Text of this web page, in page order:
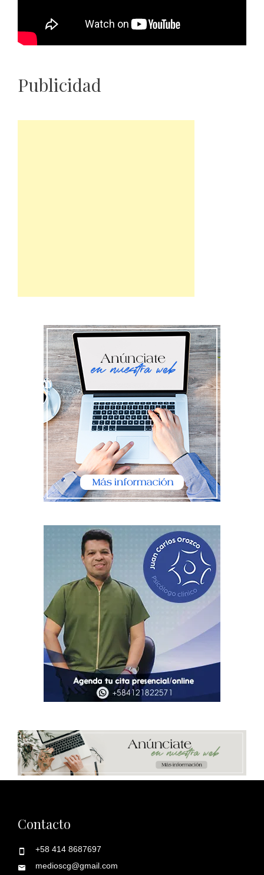
Publicidad
Contacto
+58 414 8687697
medioscg@gmail.com